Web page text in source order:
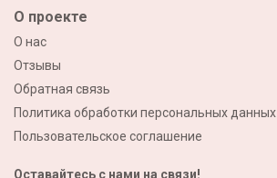
О проекте
О нас
Отзывы
Обратная связь
Политика обработки персональных данных
Пользовательское соглашение
Оставайтесь с нами на связи!